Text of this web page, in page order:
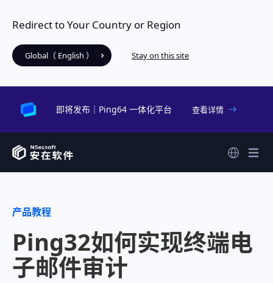
Redirect to Your Country or Region
Global（ English ） Stay on this site
即将发布｜Ping64 一体化平台 查看详情
产品教程
Ping32如何实现终端电
子邮件审计